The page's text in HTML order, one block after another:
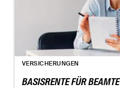
VERSICHERUNGEN
BASISRENTE FÜR BEAMTE